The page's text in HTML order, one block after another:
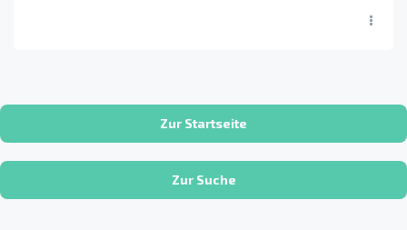
Zur Startseite
Zur Suche